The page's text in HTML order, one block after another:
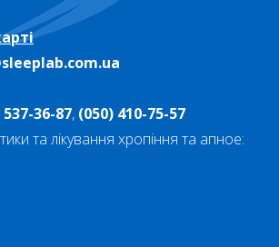
537-36-87, (050) 410-75-57
та лікування хропіння та апное: